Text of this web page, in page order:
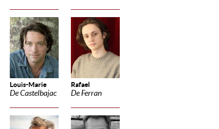
Louis-Marie
De Castelbajac
Rafael
De Ferran